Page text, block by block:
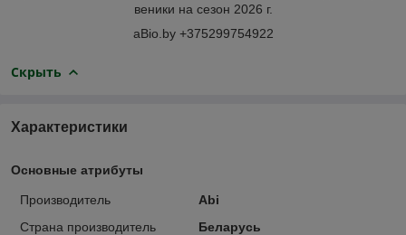
веники на сезон 2026 г.
aBio.by +375299754922
Скрыть
Характеристики
Основные атрибуты
Производитель
Abi
Страна производитель
Беларусь